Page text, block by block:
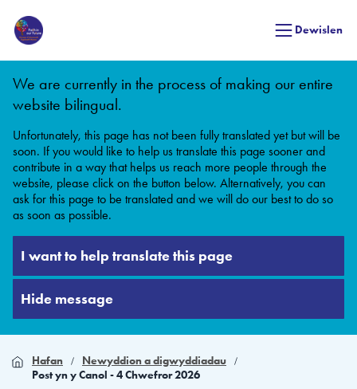
Dewislen
We are currently in the process of making our entire
website bilingual.
Unfortunately, this page has not been fully translated yet but will be
soon. If you would like to help us translate this page sooner and
contribute in a way that helps us reach more people through the
website, please click on the button below. Alternatively, you can
ask for this page to be translated and we will do our best to do so
as soon as possible.
I want to help translate this page
Hide message
Hafan
Newyddion a digwyddiadau
Post yn y Canol - 4 Chwefror 2026